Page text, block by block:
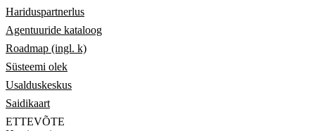
Hariduspartnerlus
Agentuuride kataloog
Roadmap (ingl. k)
Süsteemi olek
Usalduskeskus
Saidikaart
ETTEVÕTE